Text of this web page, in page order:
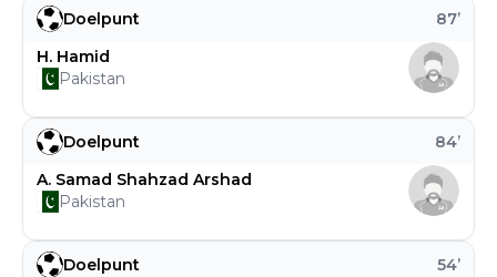
Doelpunt 54’
Doelpunt 84’
A. Samad Shahzad Arshad
Pakistan
Doelpunt 87’
H. Hamid
Pakistan